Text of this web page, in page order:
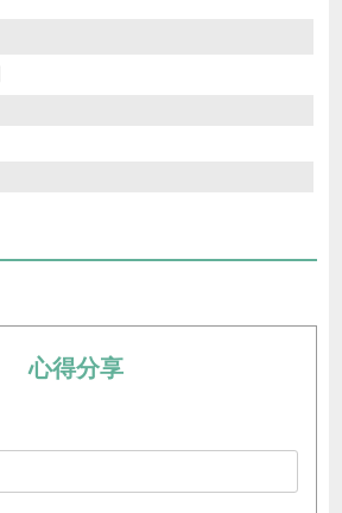
心得分享